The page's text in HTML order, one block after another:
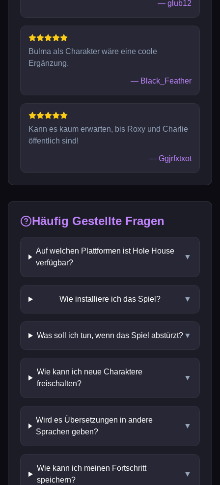
— glub12
Bulma als Charakter wäre eine coole
Ergänzung.
— Black_Feather
Kann es kaum erwarten, bis Roxy und Charlie
öffentlich sind!
— Ggjrfxtxot
Häufig Gestellte Fragen
Auf welchen Plattformen ist Hole House
verfügbar?
▼
Wie installiere ich das Spiel? ▼
Was soll ich tun, wenn das Spiel abstürzt? ▼
Wie kann ich neue Charaktere
freischalten?
▼
Wird es Übersetzungen in andere
Sprachen geben?
▼
Wie kann ich meinen Fortschritt
speichern?
▼